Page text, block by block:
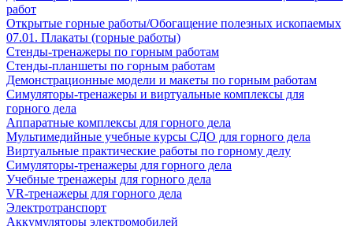
работ
Открытые горные работы/Обогащение полезных ископаемых
07.01. Плакаты (горные работы)
Стенды-тренажеры по горным работам
Стенды-планшеты по горным работам
Демонстрационные модели и макеты по горным работам
Симуляторы-тренажеры и виртуальные комплексы для
горного дела
Аппаратные комплексы для горного дела
Мультимедийные учебные курсы СДО для горного дела
Виртуальные практические работы по горному делу
Симуляторы-тренажеры для горного дела
Учебные тренажеры для горного дела
VR-тренажеры для горного дела
Электротранспорт
Аккумуляторы электромобилей